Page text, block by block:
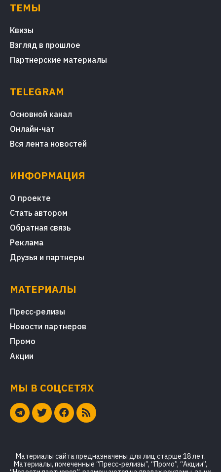
ТЕМЫ
Квизы
Взгляд в прошлое
Партнерские материалы
TELEGRAM
Основной канал
Онлайн-чат
Вся лента новостей
ИНФОРМАЦИЯ
О проекте
Стать автором
Обратная связь
Реклама
Друзья и партнеры
МАТЕРИАЛЫ
Пресс-релизы
Новости партнеров
Промо
Акции
МЫ В СОЦСЕТЯХ
Материалы сайта предназначены для лиц старше 18 лет.
Материалы, помеченные “Пресс-релизы”, “Промо”, “Акции”,